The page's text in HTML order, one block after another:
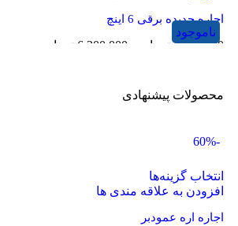
ناموجود
اجاره حدیده برقی 6 اینچ
2,800,000 تومان 6,300,000 تومان
محصولات پیشنهادی
-60%
انتخاب گزینه‌ها
افزودن به علاقه مندی ها
اجاره اره عمودبر